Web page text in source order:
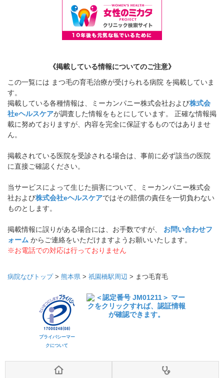
《掲載している情報についてのご注意》
この一覧には まつ毛の育毛治療が受けられる病院 を掲載していま
す。
掲載している各種情報は、ミーカンパニー株式会社および株式会
社eヘルスケアが調査した情報をもとにしています。 正確な情報掲
載に努めておりますが、内容を完全に保証するものではありませ
ん。
掲載されている医院を受診される場合は、事前に必ず該当の医院
に直接ご確認ください。
当サービスによって生じた損害について、ミーカンパニー株式会
社および株式会社eヘルスケアではその賠償の責任を一切負わない
ものとします。
掲載情報に誤りがある場合には、お手数ですが、 お問い合わせフ
ォーム からご連絡をいただけますようお願いいたします。
※お電話での対応は行っておりません
病院なびトップ> 熊本県 > 祇園橋駅周辺 > まつ毛育毛
プライバシーマー
クについて